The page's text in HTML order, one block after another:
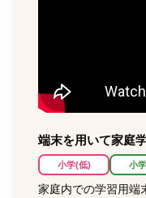
端末を用いて家庭
小学(低) 小
家庭内での学習用端